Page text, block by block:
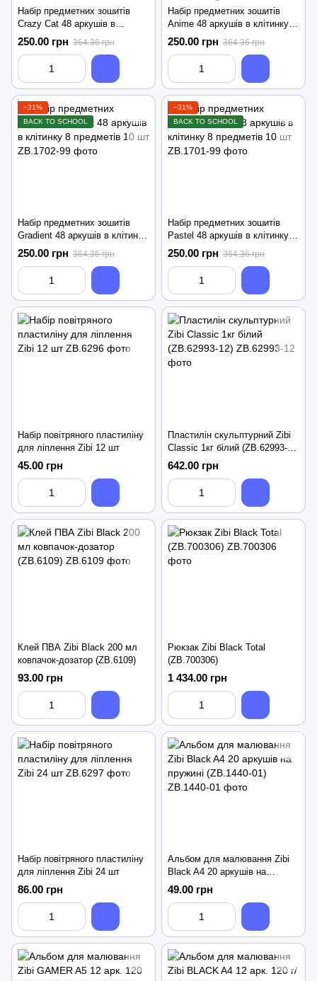
Набір предметних зошитів
Crazy Cat 48 аркушів в
клітинку 8 предметів 10 шт
250.00 грн 364.36 грн
Набір предметних зошитів
Anime 48 аркушів в клітинку 8
предметів 10 шт
250.00 грн 364.36 грн
−31%
BACK TO SCHOOL
Набір предметних зошитів
Gradient 48 аркушів в клітинку
8 предметів 10 шт
250.00 грн 364.36 грн
−31%
BACK TO SCHOOL
Набір предметних зошитів
Pastel 48 аркушів в клітинку 8
предметів 10 шт
250.00 грн 364.36 грн
Набір повітряного пластиліну
для ліплення Zibi 12 шт
45.00 грн
Пластилін скульптурний Zibi
Classic 1кг білий (ZB.62993-
12)
642.00 грн
Клей ПВА Zibi Black 200 мл
ковпачок-дозатор (ZB.6109)
93.00 грн
Рюкзак Zibi Black Total
(ZB.700306)
1 434.00 грн
Набір повітряного пластиліну
для ліплення Zibi 24 шт
86.00 грн
Альбом для малювання Zibi
Black A4 20 аркушів на
пружині (ZB.1440-01)
49.00 грн